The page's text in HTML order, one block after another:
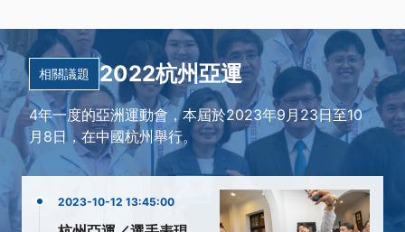
相關議題 2022杭州亞運
4年一度的亞洲運動會，本屆於2023年9月23日至10
月8日，在中國杭州舉行。
2023-10-12 13:45:00